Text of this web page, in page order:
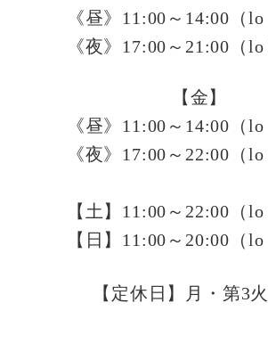
《昼》11:00～14:00（lo
《夜》17:00～21:00（lo
【金】
《昼》11:00～14:00（lo
《夜》17:00～22:00（lo
【土】11:00～22:00（lo
【日】 11:00～20:00（lo
【定休日】月・第3